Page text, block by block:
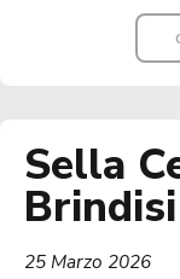
Sella
Brindisi
25 Marzo 2026